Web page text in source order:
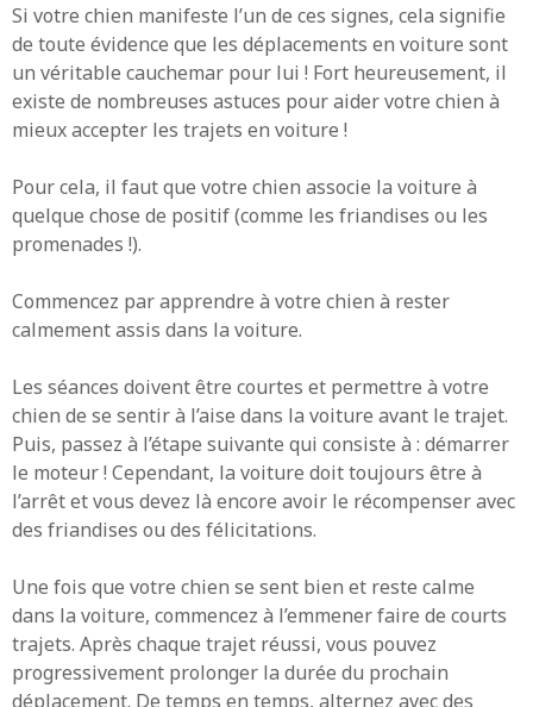
Si votre chien manifeste l’un de ces signes, cela signifie
de toute évidence que les déplacements en voiture sont
un véritable cauchemar pour lui ! Fort heureusement, il
existe de nombreuses astuces pour aider votre chien à
mieux accepter les trajets en voiture !
Pour cela, il faut que votre chien associe la voiture à
quelque chose de positif (comme les friandises ou les
promenades !).
Commencez par apprendre à votre chien à rester
calmement assis dans la voiture.
Les séances doivent être courtes et permettre à votre
chien de se sentir à l’aise dans la voiture avant le trajet.
Puis, passez à l’étape suivante qui consiste à : démarrer
le moteur ! Cependant, la voiture doit toujours être à
l’arrêt et vous devez là encore avoir le récompenser avec
des friandises ou des félicitations.
Une fois que votre chien se sent bien et reste calme
dans la voiture, commencez à l’emmener faire de courts
trajets. Après chaque trajet réussi, vous pouvez
progressivement prolonger la durée du prochain
déplacement. De temps en temps, alternez avec des